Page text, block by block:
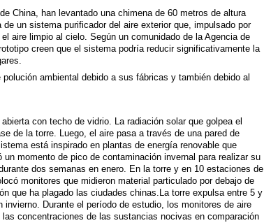
China, han levantado una chimena de 60 metros de altura
un sistema purificador del aire exterior que, impulsado por
aire limpio al cielo. Según un comunidado de la Agencia de
creen que el sistema podría reducir significativamente la
ambiental debido a sus fábricas y también debido al
con techo de vidrio. La radiación solar que golpea el
de la torre. Luego, el aire pasa a través de una pared de
está inspirado en plantas de energía renovable que
momento de pico de contaminación invernal para realizar su
dos semanas en enero. En la torre y en 10 estaciones de
monitores que midieron material particulado por debajo de
que ha plagado las ciudades chinas.La torre expulsa entre 5 y
Durante el período de estudio, los monitores de aire
concentraciones de las sustancias nocivas en comparación